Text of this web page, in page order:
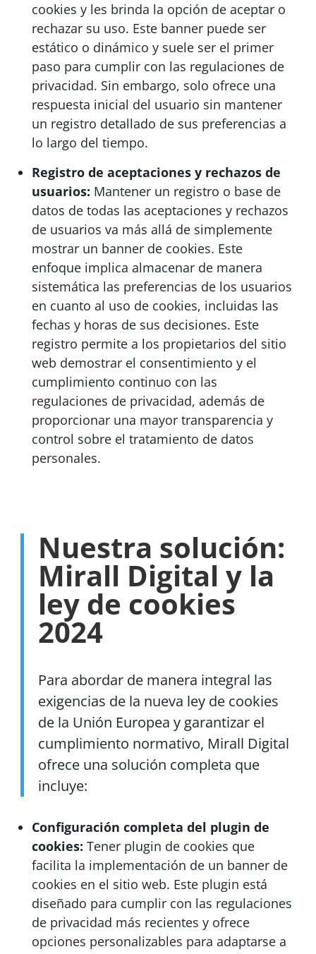
cookies y les brinda la opción de aceptar o
rechazar su uso. Este banner puede ser
estático o dinámico y suele ser el primer
paso para cumplir con las regulaciones de
privacidad. Sin embargo, solo ofrece una
respuesta inicial del usuario sin mantener
un registro detallado de sus preferencias a
lo largo del tiempo.
Registro de aceptaciones y rechazos de
usuarios: Mantener un registro o base de
datos de todas las aceptaciones y rechazos
de usuarios va más allá de simplemente
mostrar un banner de cookies. Este
enfoque implica almacenar de manera
sistemática las preferencias de los usuarios
en cuanto al uso de cookies, incluidas las
fechas y horas de sus decisiones. Este
registro permite a los propietarios del sitio
web demostrar el consentimiento y el
cumplimiento continuo con las
regulaciones de privacidad, además de
proporcionar una mayor transparencia y
control sobre el tratamiento de datos
personales.
Nuestra solución:
Mirall Digital y la
ley de cookies
2024
Para abordar de manera integral las
exigencias de la nueva ley de cookies
de la Unión Europea y garantizar el
cumplimiento normativo, Mirall Digital
ofrece una solución completa que
incluye:
Configuración completa del plugin de
cookies: Tener plugin de cookies que
facilita la implementación de un banner de
cookies en el sitio web. Este plugin está
diseñado para cumplir con las regulaciones
de privacidad más recientes y ofrece
opciones personalizables para adaptarse a